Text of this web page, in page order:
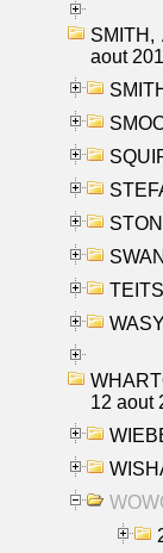
SMITH,
aout
12 aout